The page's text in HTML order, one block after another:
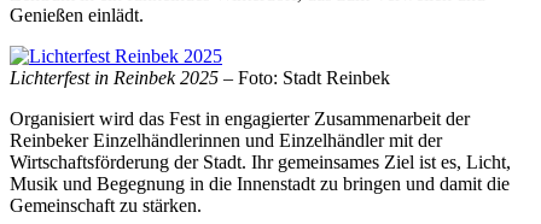
Genießen einlädt.
Lichterfest in Reinbek 2025 – Foto: Stadt Reinbek
Organisiert wird das Fest in engagierter Zusammenarbeit der
Reinbeker Einzelhändlerinnen und Einzelhändler mit der
Wirtschaftsförderung der Stadt. Ihr gemeinsames Ziel ist es, Licht,
Musik und Begegnung in die Innenstadt zu bringen und damit die
Gemeinschaft zu stärken.